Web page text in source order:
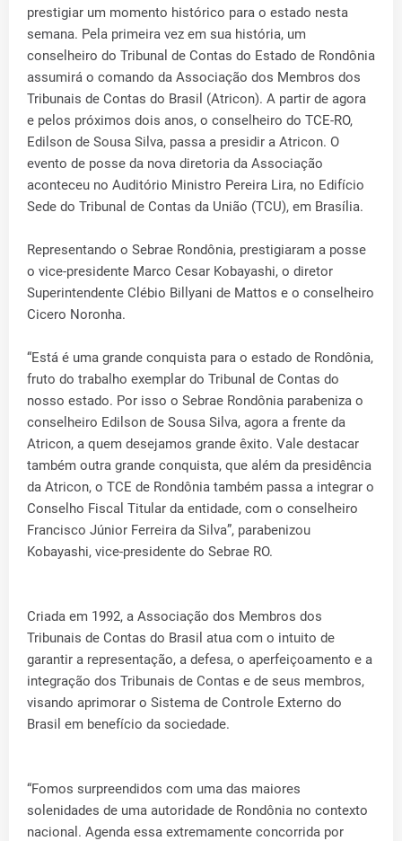
prestigiar um momento histórico para o estado nesta
semana. Pela primeira vez em sua história, um
conselheiro do Tribunal de Contas do Estado de Rondônia
assumirá o comando da Associação dos Membros dos
Tribunais de Contas do Brasil (Atricon). A partir de agora
e pelos próximos dois anos, o conselheiro do TCE-RO,
Edilson de Sousa Silva, passa a presidir a Atricon. O
evento de posse da nova diretoria da Associação
aconteceu no Auditório Ministro Pereira Lira, no Edifício
Sede do Tribunal de Contas da União (TCU), em Brasília.
Representando o Sebrae Rondônia, prestigiaram a posse
o vice-presidente Marco Cesar Kobayashi, o diretor
Superintendente Clébio Billyani de Mattos e o conselheiro
Cicero Noronha.
“Está é uma grande conquista para o estado de Rondônia,
fruto do trabalho exemplar do Tribunal de Contas do
nosso estado. Por isso o Sebrae Rondônia parabeniza o
conselheiro Edilson de Sousa Silva, agora a frente da
Atricon, a quem desejamos grande êxito. Vale destacar
também outra grande conquista, que além da presidência
da Atricon, o TCE de Rondônia também passa a integrar o
Conselho Fiscal Titular da entidade, com o conselheiro
Francisco Júnior Ferreira da Silva”, parabenizou
Kobayashi, vice-presidente do Sebrae RO.
Criada em 1992, a Associação dos Membros dos
Tribunais de Contas do Brasil atua com o intuito de
garantir a representação, a defesa, o aperfeiçoamento e a
integração dos Tribunais de Contas e de seus membros,
visando aprimorar o Sistema de Controle Externo do
Brasil em benefício da sociedade.
“Fomos surpreendidos com uma das maiores
solenidades de uma autoridade de Rondônia no contexto
nacional. Agenda essa extremamente concorrida por